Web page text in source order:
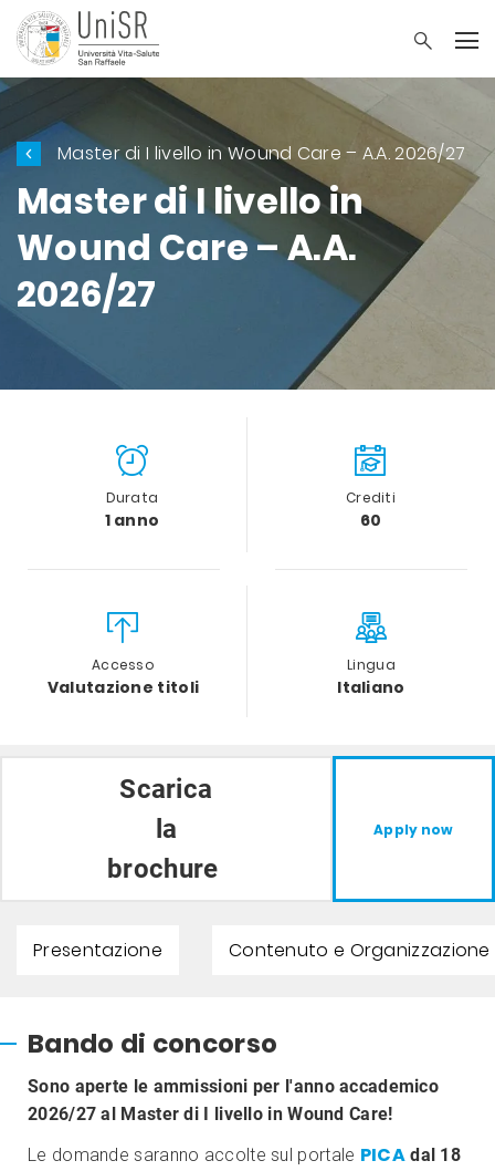
Master di I livello in Wound Care – A.A. 2026/27
Master di I livello in
Wound Care – A.A.
2026/27
Durata
1 anno
Crediti
60
Accesso
Valutazione titoli
Lingua
Italiano
Scarica
la
brochure
Apply now
Presentazione Contenuto e
Bando di concorso
Sono aperte le ammissioni per l'anno accademico
2026/27 al Master di I livello in Wound Care!
Le domande saranno accolte sul portale PICA dal 18